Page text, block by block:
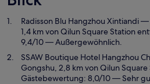
Radisson Blu Hangzhou Xintiandi—
1,4 km von Qilun Square Station
9,4/10 — Außergewöhnlich.
SSAW Boutique Hotel Hangzhou
Gongshu, 2,8 km von Qilun
Gästebewertung: 8,0/10 — Sehr